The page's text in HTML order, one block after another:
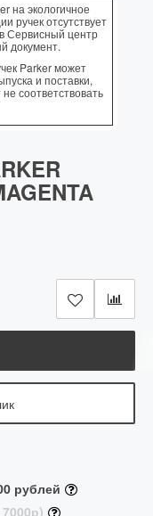
на экологичное
ручек отсутствует
Сервисный центр
документ.
Parker может
и поставки,
соответствовать
рублей